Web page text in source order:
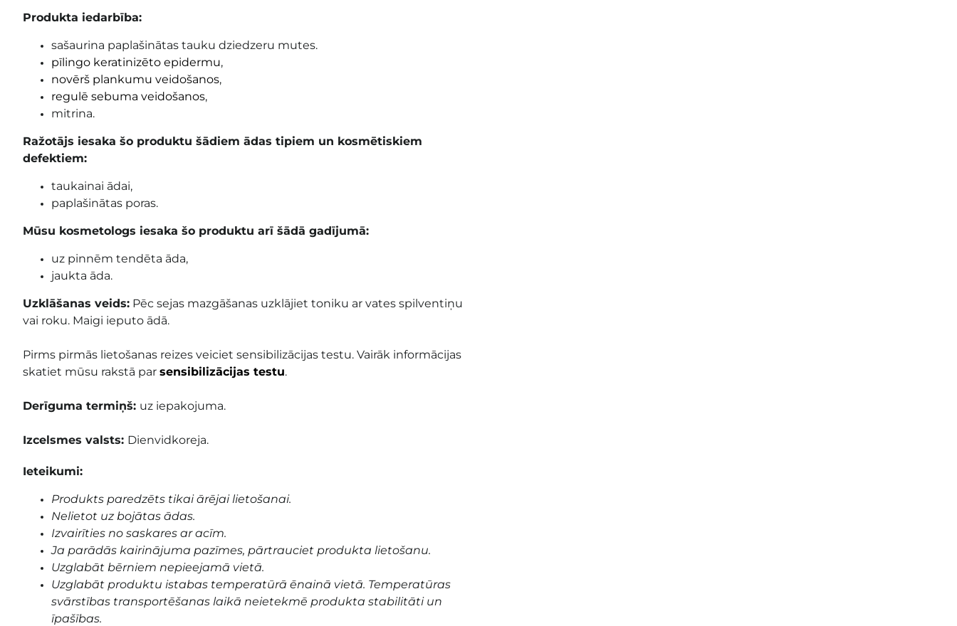
Produkta iedarbība:
sašaurina paplašinātas tauku dziedzeru mutes.
pīlingo keratinizēto epidermu,
novērš plankumu veidošanos,
regulē sebuma veidošanos,
mitrina.
Ražotājs iesaka šo produktu šādiem ādas tipiem un kosmētiskiem
defektiem:
taukainai ādai,
paplašinātas poras.
Mūsu kosmetologs iesaka šo produktu arī šādā gadījumā:
uz pinnēm tendēta āda,
jaukta āda.
Uzklāšanas veids: Pēc sejas mazgāšanas uzklājiet toniku ar vates spilventiņu
vai roku. Maigi ieputo ādā.
Pirms pirmās lietošanas reizes veiciet sensibilizācijas testu. Vairāk informācijas
skatiet mūsu rakstā par sensibilizācijas testu.
Derīguma termiņš: uz iepakojuma.
Izcelsmes valsts: Dienvidkoreja.
Ieteikumi:
Produkts paredzēts tikai ārējai lietošanai.
Nelietot uz bojātas ādas.
Izvairīties no saskares ar acīm.
Ja parādās kairinājuma pazīmes, pārtrauciet produkta lietošanu.
Uzglabāt bērniem nepieejamā vietā.
Uzglabāt produktu istabas temperatūrā ēnainā vietā. Temperatūras
svārstības transportēšanas laikā neietekmē produkta stabilitāti un
īpašības.